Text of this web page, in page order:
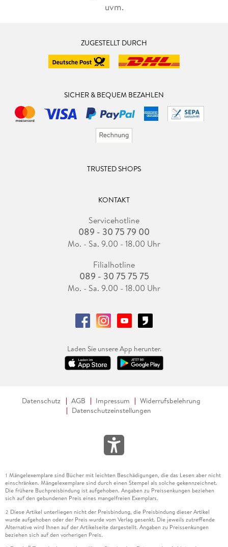
uvm.
ZUGESTELLT DURCH
SICHER & BEQUEM BEZAHLEN
TRUSTED SHOPS
KONTAKT
Servicehotline
089 - 30 75 79 00
Mo. - Sa. 9.00 - 18.00 Uhr
Filialhotline
089 - 30 75 75 75
Mo. - Sa. 9.00 - 18.00 Uhr
Laden Sie unsere App herunter.
Datenschutz AGB Impressum
Widerrufsbelehrung
Datenschutzeinstellungen
1 Mängelexemplare sind Bücher mit leichten Beschädigungen, die das Lesen aber nicht
einschränken. Mängelexemplare sind durch einen Stempel als solche gekennzeichnet.
Die frühere Buchpreisbindung ist aufgehoben. Angaben zu Preissenkungen beziehen
sich auf den gebundenen Preis eines mangelfreien Exemplars.
2 Diese Artikel unterliegen nicht der Preisbindung, die Preisbindung dieser Artikel
wurde aufgehoben oder der Preis wurde vom Verlag gesenkt. Die jeweils zutreffende
Alternative wird Ihnen auf der Artikelseite dargestellt. Angaben zu Preissenkungen
beziehen sich auf den vorherigen Preis.